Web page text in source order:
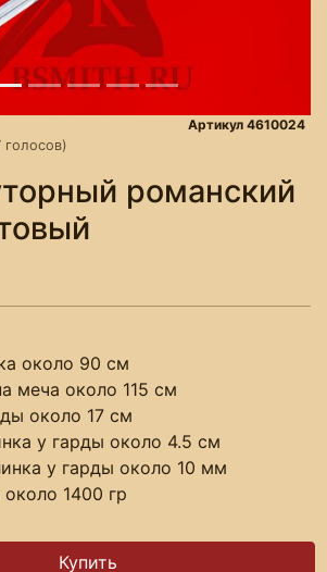
голосов)
Артикул 4610024
романский
около 90 см
меча около 115 см
около 17 см
у гарды около 4.5 см
у гарды около 10 мм
1400 гр